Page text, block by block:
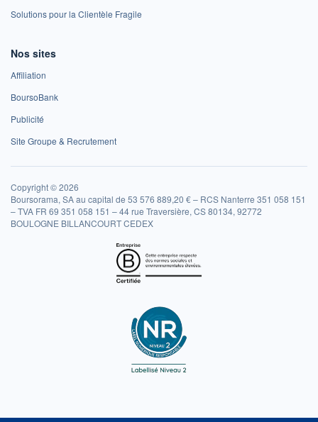
Solutions pour la Clientèle Fragile
Nos sites
Affiliation
BoursoBank
Publicité
Site Groupe & Recrutement
Copyright © 2026
Boursorama, SA au capital de 53 576 889,20 € – RCS Nanterre 351 058 151
– TVA FR 69 351 058 151 – 44 rue Traversière, CS 80134, 92772
BOULOGNE BILLANCOURT CEDEX